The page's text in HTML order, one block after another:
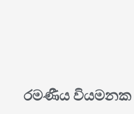
රමණීය වියමනක